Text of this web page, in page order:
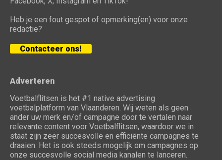
Heb je een fout gespot of opmerking(en) voor onze
redactie?
Contacteer ons!
Adverteren
Voetbalflitsen is het #1 native advertising
voetbalplatform van Vlaanderen. Wij weten als geen
ander uw merk en/of campagne door te vertalen naar
relevante content voor Voetbalflitsen, waardoor we in
staat zijn zeer succesvolle en efficiënte campagnes te
draaien. Het is ook steeds mogelijk om campagnes op
onze succesvolle social media kanalen te lanceren.